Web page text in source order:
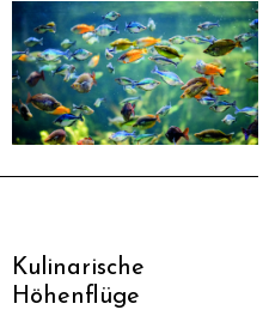
Kulinarische
Höhenflüge